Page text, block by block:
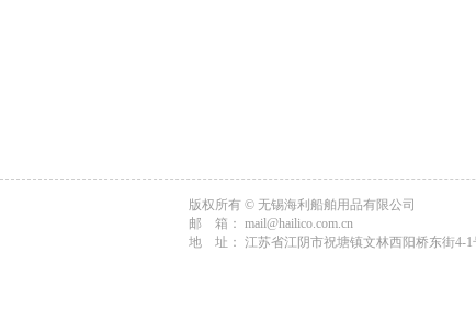
版权所有 © 无锡海利船舶用品有限公司
邮 箱： mail@hailico.com.cn
地 址： 江苏省江阴市祝塘镇文林西阳桥东街4-1